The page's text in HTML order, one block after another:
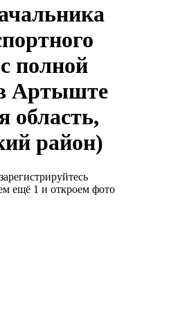
полной
Артыште
область,
район)
ещё 1 и откроем фото